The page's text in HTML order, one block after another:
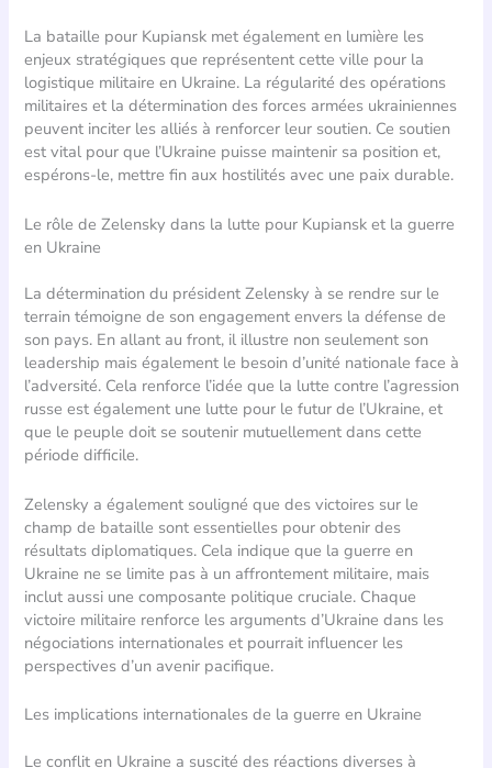
La bataille pour Kupiansk met également en lumière les
enjeux stratégiques que représentent cette ville pour la
logistique militaire en Ukraine. La régularité des opérations
militaires et la détermination des forces armées ukrainiennes
peuvent inciter les alliés à renforcer leur soutien. Ce soutien
est vital pour que l’Ukraine puisse maintenir sa position et,
espérons-le, mettre fin aux hostilités avec une paix durable.
Le rôle de Zelensky dans la lutte pour Kupiansk et la guerre
en Ukraine
La détermination du président Zelensky à se rendre sur le
terrain témoigne de son engagement envers la défense de
son pays. En allant au front, il illustre non seulement son
leadership mais également le besoin d’unité nationale face à
l’adversité. Cela renforce l’idée que la lutte contre l’agression
russe est également une lutte pour le futur de l’Ukraine, et
que le peuple doit se soutenir mutuellement dans cette
période difficile.
Zelensky a également souligné que des victoires sur le
champ de bataille sont essentielles pour obtenir des
résultats diplomatiques. Cela indique que la guerre en
Ukraine ne se limite pas à un affrontement militaire, mais
inclut aussi une composante politique cruciale. Chaque
victoire militaire renforce les arguments d’Ukraine dans les
négociations internationales et pourrait influencer les
perspectives d’un avenir pacifique.
Les implications internationales de la guerre en Ukraine
Le conflit en Ukraine a suscité des réactions diverses à